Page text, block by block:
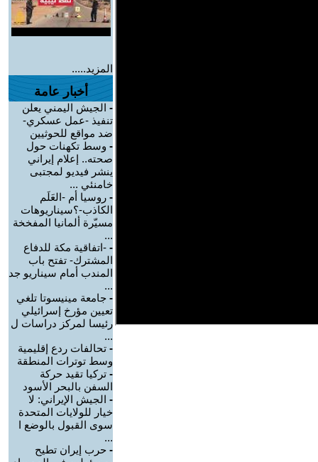
المزيد.....
أخبار عامة
- الجيش اليمني يعلن
تنفيذ -عمل عسكري-
ضد مواقع للحوثيين
- وسط تكهنات حول
صحته.. إعلام إيراني
ينشر فيديو لمجتبى
خامنئي ...
- روسيا أم -العَلَم
الكاذب-؟سيناريوهات
مسيّرة ألمانيا المفخخة
...
- -اتفاقية مكة للدفاع
المشترك- تفتح باب
المندب أمام سيناريو جد
...
- جامعة مينيسوتا تلغي
تعيين مؤرخ إسرائيلي
رئيسا لمركز دراسات ل
...
- تحالفات ردع إقليمية
وسط توترات المنطقة
- تركيا تقيد حركة
السفن بالبحر الأسود
- الجيش الإيراني: لا
خيار للولايات المتحدة
سوى القبول بالوضع ا
...
- حرب إيران تطيح